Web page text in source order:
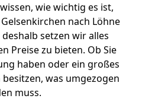
wie wichtig es ist,
nach Löhne
setzen wir alles
Preise zu bieten. Ob Sie
haben oder ein großes
was umgezogen
muss.